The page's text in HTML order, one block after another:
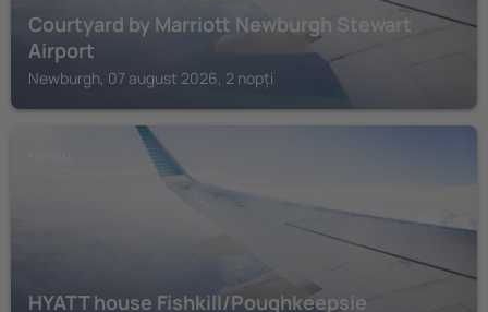
Courtyard by Marriott Newburgh Stewart
Airport
Newburgh, 07 august 2026, 2 nopți
HYATT house Fishkill/Poughkeepsie